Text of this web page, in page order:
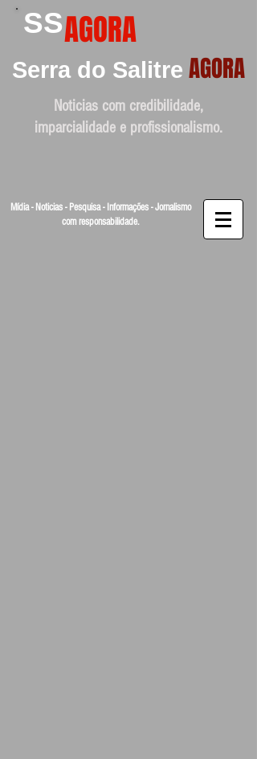
SSAGORA
Serra do Salitre AGORA
Noticias com credibilidade,
imparcialidade e profissionalismo.
Mídia - Noticias - Pesquisa - Informações - Jornalismo
com responsabilidade.